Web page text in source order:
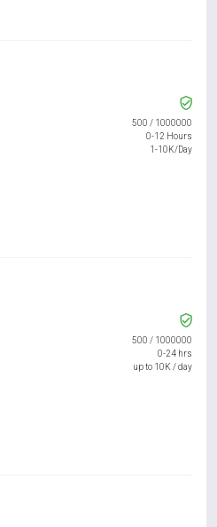
500 / 1000000
0-12 Hours
1-10K/Day
500 / 1000000
0-24 hrs
up to 10K / day